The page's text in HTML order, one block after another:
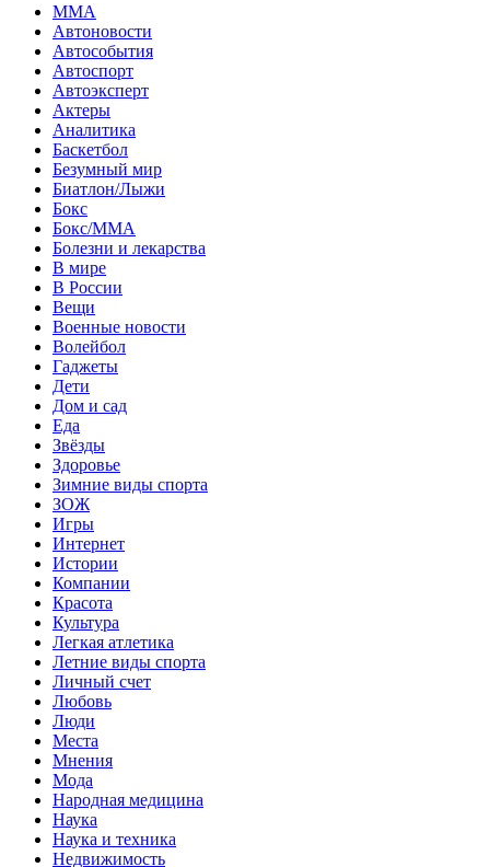
MMA
Автоновости
Автособытия
Автоспорт
Автоэксперт
Актеры
Аналитика
Баскетбол
Безумный мир
Биатлон/Лыжи
Бокс
Бокс/MMA
Болезни и лекарства
В мире
В России
Вещи
Военные новости
Волейбол
Гаджеты
Дети
Дом и сад
Еда
Звёзды
Здоровье
Зимние виды спорта
ЗОЖ
Игры
Интернет
Истории
Компании
Красота
Культура
Легкая атлетика
Летние виды спорта
Личный счет
Любовь
Люди
Места
Мнения
Мода
Народная медицина
Наука
Наука и техника
Недвижимость